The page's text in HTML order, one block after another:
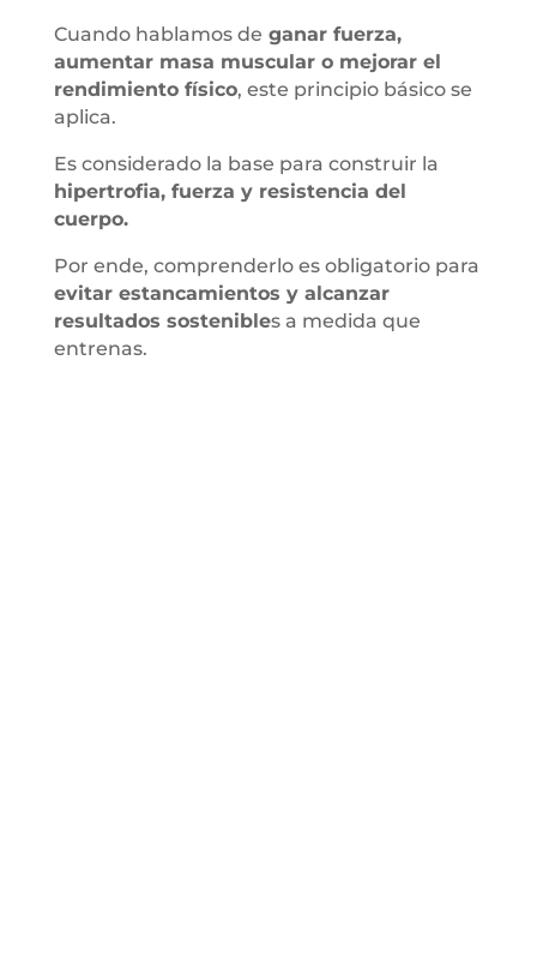
Cuando hablamos de ganar fuerza,
aumentar masa muscular o mejorar el
rendimiento físico, este principio básico se
aplica.
Es considerado la base para construir la
hipertrofia, fuerza y resistencia del
cuerpo.
Por ende, comprenderlo es obligatorio para
evitar estancamientos y alcanzar
resultados sostenibles a medida que
entrenas.